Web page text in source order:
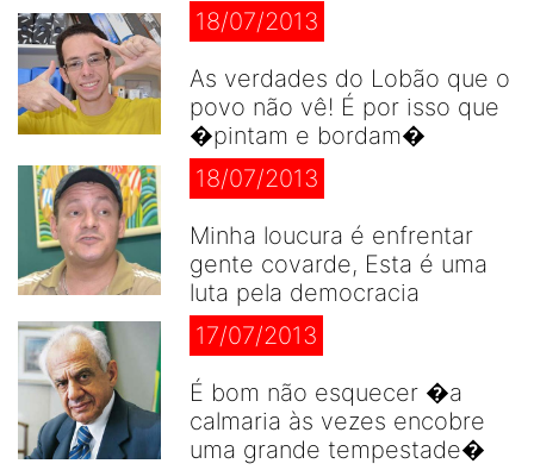
18/07/2013
As verdades do Lobão que o
povo não vê! É por isso que
�pintam e bordam�
18/07/2013
Minha loucura é enfrentar
gente covarde, Esta é uma
luta pela democracia
17/07/2013
É bom não esquecer �a
calmaria às vezes encobre
uma grande tempestade�